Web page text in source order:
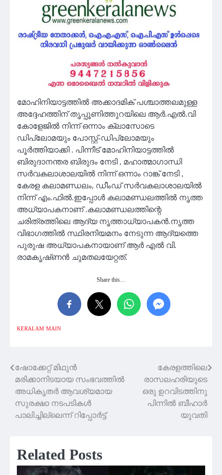
മോഹിനിയാട്ടത്തിൽ അക്കാദമിക് പശ്ചാത്തലമുള്ള
അദ്ദേഹത്തിന് തൃപ്പൂണിത്തുറയിലെ ആർ.എൽ.വി
കോളേജിൽ നിന്ന് ഒന്നാം ക്ലാസോടെ
ഡിപ്ലോമയും പോസ്റ്റ്-ഡിപ്ലോമയും
പൂർത്തിയാക്കി . പിന്നീട് മോഹിനിയാട്ടത്തിൽ
ബിരുദാനന്തര ബിരുദം നേടി , മഹാത്മാഗാന്ധി
സർവകലാശാലയിൽ നിന്ന് ഒന്നാം റാങ്ക് നേടി ,
കേരള കലാമണ്ഡലം, ഡീംഡ് സർവകലാശാലയിൽ
നിന്ന് എം.ഫിൽ.ഇപ്പോൾ കലാമണ്ഡലത്തിൽ നൃത്ത
അധ്യാപകനാണ് .കലാമണ്ഡലത്തിന്റെ
ചരിത്രത്തിലെ ആദ്യ നൃത്താധ്യാപകൻ.നൃത്ത
വിഭാഗത്തിൽ സ്ഥിരനിയമനം നേടുന്ന ആദ്യത്തെ
പുരുഷ അധ്യാപകനായാണ് ആർ എൽ വി.
രാമകൃഷ്‌ണൻ ചുമതലയേറ്റത്.
Share this…
KERALAM MAIN
Post
navigation
ഷോക്കേറ്റ് മിഥുൻ
മരിക്കാനിടയായ സംഭവത്തിൽ
അധികൃതർ ആവശ്യമായ
സുരക്ഷാ നടപടികൾ
പാലിച്ചില്ലെന്ന് റിപ്പോർട്ട്
കേരളത്തിലെ
രാസലഹരിയുടെ
ഒരു ഉറവിടത്തിനു
പിന്നിൽ ബീഹാർ
യുവതി
Related Posts